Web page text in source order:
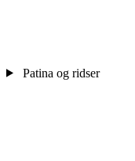
Patina og ridser